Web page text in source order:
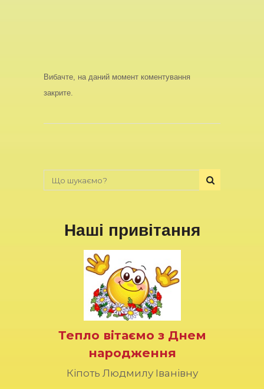
Вибачте, на даний момент коментування
закрите.
Наші привітання
Тепло вітаємо з Днем
народження
Кіпоть Людмилу Іванівну